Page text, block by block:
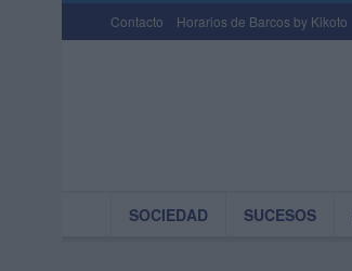
Contacto Horarios de Barcos by Kikoto
SOCIEDAD SUCESOS